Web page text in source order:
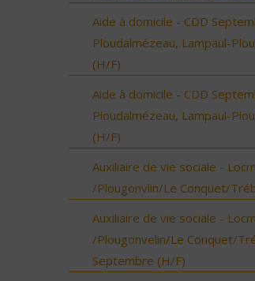
Aide à domicile - CDD
Ploudalmézeau, Lampaul-
(H/F)
Aide à domicile - CDD
Ploudalmézeau, Lampaul-
(H/F)
Auxiliaire de vie sociale -
/Plougonvlin/Le Conquet/
Auxiliaire de vie sociale -
/Plougonvelin/Le Conquet/
Septembre (H/F)